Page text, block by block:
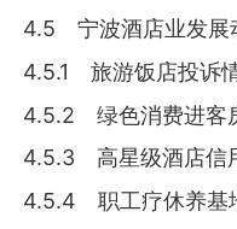
4.5 宁波酒店业发展
4.5.1 旅游饭店投诉
4.5.2 绿色消费进客
4.5.3 高星级酒店信
4.5.4 职工疗休养基